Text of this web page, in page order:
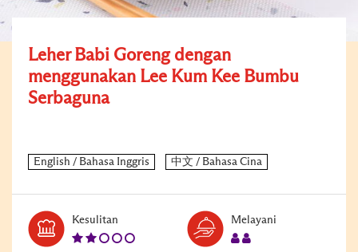
Leher Babi Goreng dengan
menggunakan Lee Kum Kee Bumbu
Serbaguna
Kesulitan Melayani